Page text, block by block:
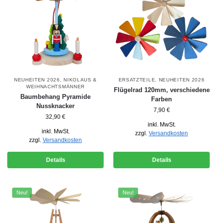
NEUHEITEN 2026 ,NIKOLAUS &
WEIHNACHTSMÄNNER
Baumbehang Pyramide
Nussknacker
32,90 €
inkl. MwSt.
zzgl. Versandkosten
Details
ERSATZTEILE NEUHEITEN 2026
Flügelrad 120mm, verschiedene
Farben
7,90 €
inkl. MwSt.
zzgl. Versandkosten
Details
Neu! Neu!